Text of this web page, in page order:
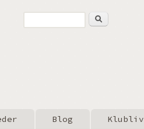
Søgefelt
Blog Klubliv